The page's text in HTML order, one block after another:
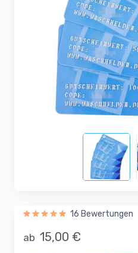
16 Bewertungen
ab 15,00 €